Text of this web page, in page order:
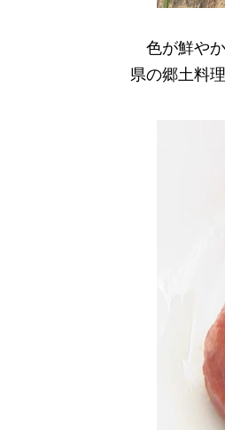
色が鮮やか
県の郷土料